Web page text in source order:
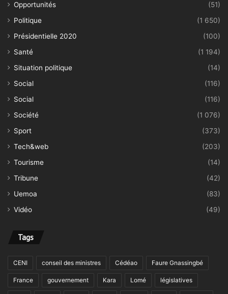
Opportunités
(51)
Politique
(1 650)
Présidentielle 2020
(100)
Santé
(1 194)
Situation politique
(14)
Social
(116)
Social
(116)
Société
(1 076)
Sport
(373)
Tech&web
(203)
Tourisme
(14)
Tribune
(42)
Uemoa
(83)
Vidéo
(49)
Tags
CENI conseil des ministres Cédéao Faure Gnassingbé
France gouvernement Kara Lomé législatives